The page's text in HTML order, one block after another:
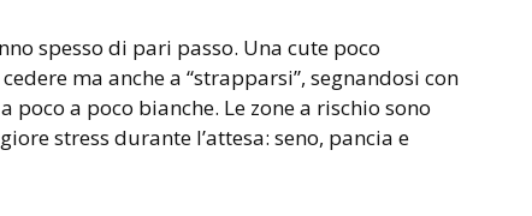
spesso di pari passo. Una cute poco
ma anche a “strapparsi”, segnandosi con
poco a poco bianche. Le zone a rischio sono
stress durante l’attesa: seno, pancia e